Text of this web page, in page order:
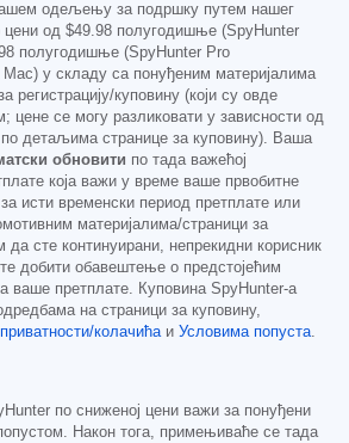
одељењу за подршку путем нашег
цени од $49.98 полугодишње (SpyHunter
полугодишње (SpyHunter Pro
у складу са понуђеним материјалима
регистрацију/куповину (који су овде
се могу разликовати у зависности од
детаљима странице за куповину). Ваша
обновити по тада важећој
која важи у време ваше првобитне
исти временски период претплате или
материјалима/страници за
да сте континуирани, непрекидни корисник
добити обавештење о предстојећим
ваше претплате. Куповина SpyHunter-а
на страници за куповину,
колачића и Условима попуста
по сниженој цени важи за понуђени
Након тога, примењиваће се тада